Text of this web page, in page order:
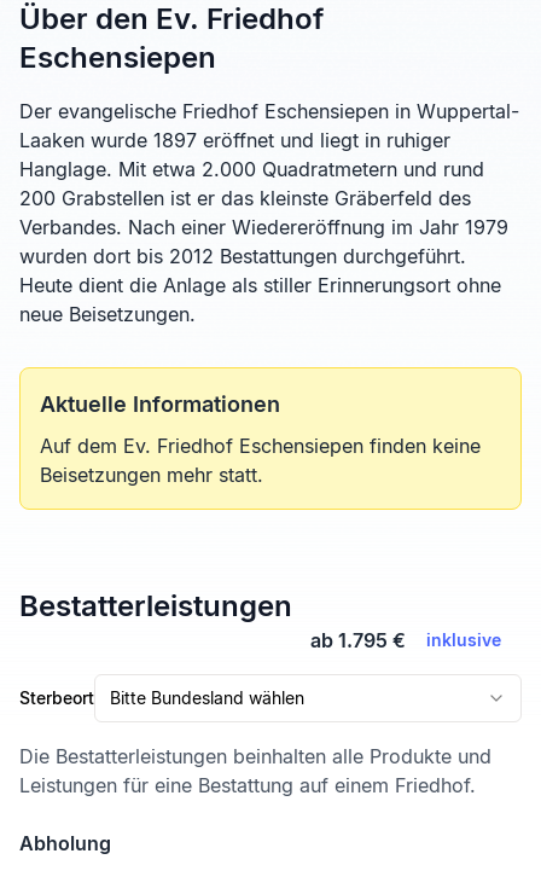
Über den Ev. Friedhof
Eschensiepen
Der evangelische Friedhof Eschensiepen in Wuppertal-
Laaken wurde 1897 eröffnet und liegt in ruhiger
Hanglage. Mit etwa 2.000 Quadratmetern und rund
200 Grabstellen ist er das kleinste Gräberfeld des
Verbandes. Nach einer Wiedereröffnung im Jahr 1979
wurden dort bis 2012 Bestattungen durchgeführt.
Heute dient die Anlage als stiller Erinnerungsort ohne
neue Beisetzungen.
Aktuelle Informationen
Auf dem Ev. Friedhof Eschensiepen finden keine
Beisetzungen mehr statt.
Bestatterleistungen
ab 1.795 € inklusive
Sterbeort Bitte Bundesland wählen
Die Bestatterleistungen beinhalten alle Produkte und
Leistungen für eine Bestattung auf einem Friedhof.
Abholung